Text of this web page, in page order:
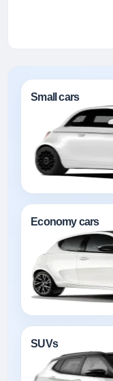
Small cars
Economy cars
SUVs